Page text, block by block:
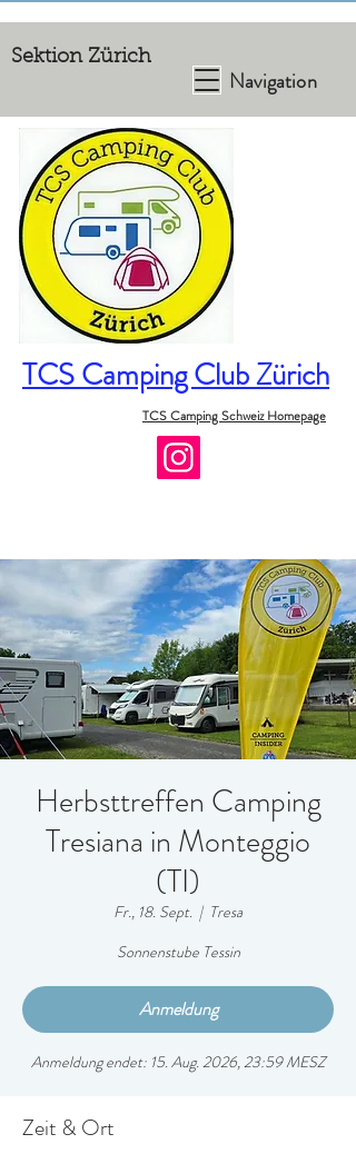
TCS Camping Schweiz Homepage
Sektion Zürich
Navigation
TCS Camping Club Zürich
Herbsttreffen Camping
Tresiana in Monteggio
(TI)
Fr., 18. Sept.
  |
Tresa
Sonnenstube Tessin
Anmeldung
Anmeldung endet: 15. Aug. 2026, 23:59 MESZ
Zeit & Ort